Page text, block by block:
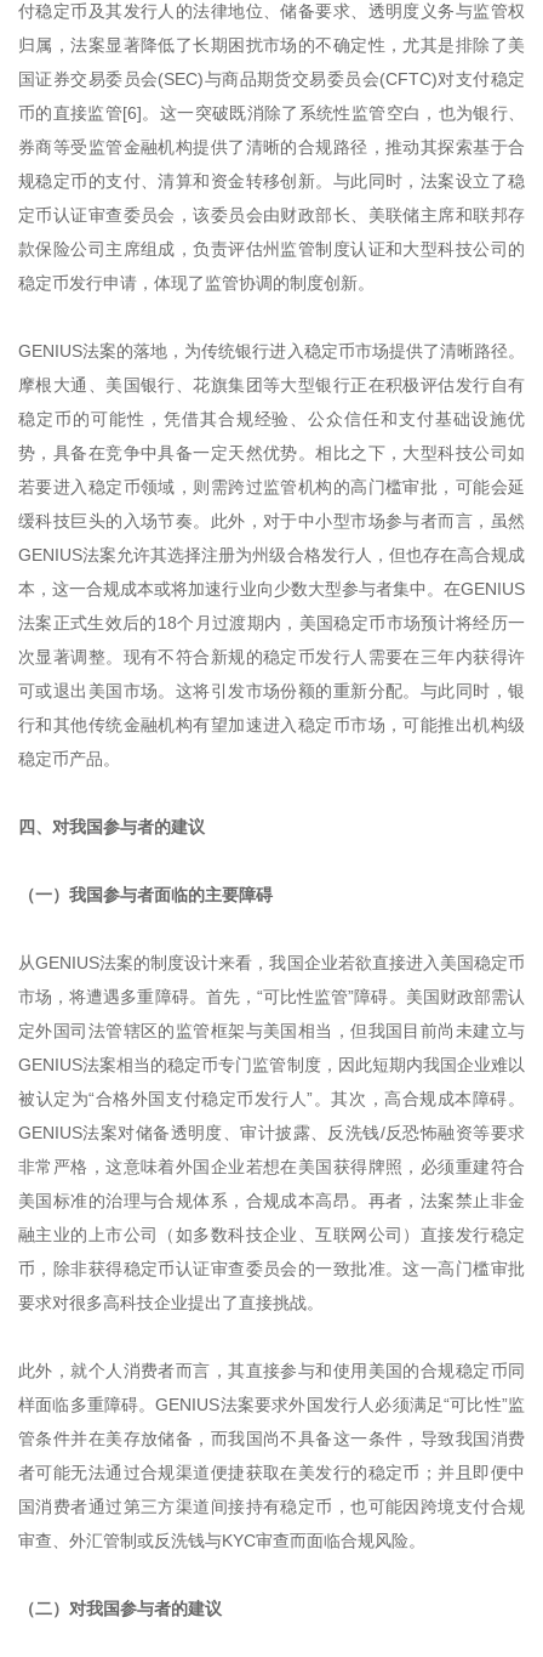
付稳定币及其发行人的法律地位、储备要求、透明度义务与监管权
归属，法案显著降低了长期困扰市场的不确定性，尤其是排除了美
国证券交易委员会(SEC)与商品期货交易委员会(CFTC)对支付稳定
币的直接监管[6]。这一突破既消除了系统性监管空白，也为银行、
券商等受监管金融机构提供了清晰的合规路径，推动其探索基于合
规稳定币的支付、清算和资金转移创新。与此同时，法案设立了稳
定币认证审查委员会，该委员会由财政部长、美联储主席和联邦存
款保险公司主席组成，负责评估州监管制度认证和大型科技公司的
稳定币发行申请，体现了监管协调的制度创新。
GENIUS法案的落地，为传统银行进入稳定币市场提供了清晰路径。
摩根大通、美国银行、花旗集团等大型银行正在积极评估发行自有
稳定币的可能性，凭借其合规经验、公众信任和支付基础设施优
势，具备在竞争中具备一定天然优势。相比之下，大型科技公司如
若要进入稳定币领域，则需跨过监管机构的高门槛审批，可能会延
缓科技巨头的入场节奏。此外，对于中小型市场参与者而言，虽然
GENIUS法案允许其选择注册为州级合格发行人，但也存在高合规成
本，这一合规成本或将加速行业向少数大型参与者集中。在GENIUS
法案正式生效后的18个月过渡期内，美国稳定币市场预计将经历一
次显著调整。现有不符合新规的稳定币发行人需要在三年内获得许
可或退出美国市场。这将引发市场份额的重新分配。与此同时，银
行和其他传统金融机构有望加速进入稳定币市场，可能推出机构级
稳定币产品。
四、对我国参与者的建议
（一）我国参与者面临的主要障碍
从GENIUS法案的制度设计来看，我国企业若欲直接进入美国稳定币
市场，将遭遇多重障碍。首先，“可比性监管”障碍。美国财政部需认
定外国司法管辖区的监管框架与美国相当，但我国目前尚未建立与
GENIUS法案相当的稳定币专门监管制度，因此短期内我国企业难以
被认定为“合格外国支付稳定币发行人”。其次，高合规成本障碍。
GENIUS法案对储备透明度、审计披露、反洗钱/反恐怖融资等要求
非常严格，这意味着外国企业若想在美国获得牌照，必须重建符合
美国标准的治理与合规体系，合规成本高昂。再者，法案禁止非金
融主业的上市公司（如多数科技企业、互联网公司）直接发行稳定
币，除非获得稳定币认证审查委员会的一致批准。这一高门槛审批
要求对很多高科技企业提出了直接挑战。
此外，就个人消费者而言，其直接参与和使用美国的合规稳定币同
样面临多重障碍。GENIUS法案要求外国发行人必须满足“可比性”监
管条件并在美存放储备，而我国尚不具备这一条件，导致我国消费
者可能无法通过合规渠道便捷获取在美发行的稳定币；并且即便中
国消费者通过第三方渠道间接持有稳定币，也可能因跨境支付合规
审查、外汇管制或反洗钱与KYC审查而面临合规风险。
（二）对我国参与者的建议